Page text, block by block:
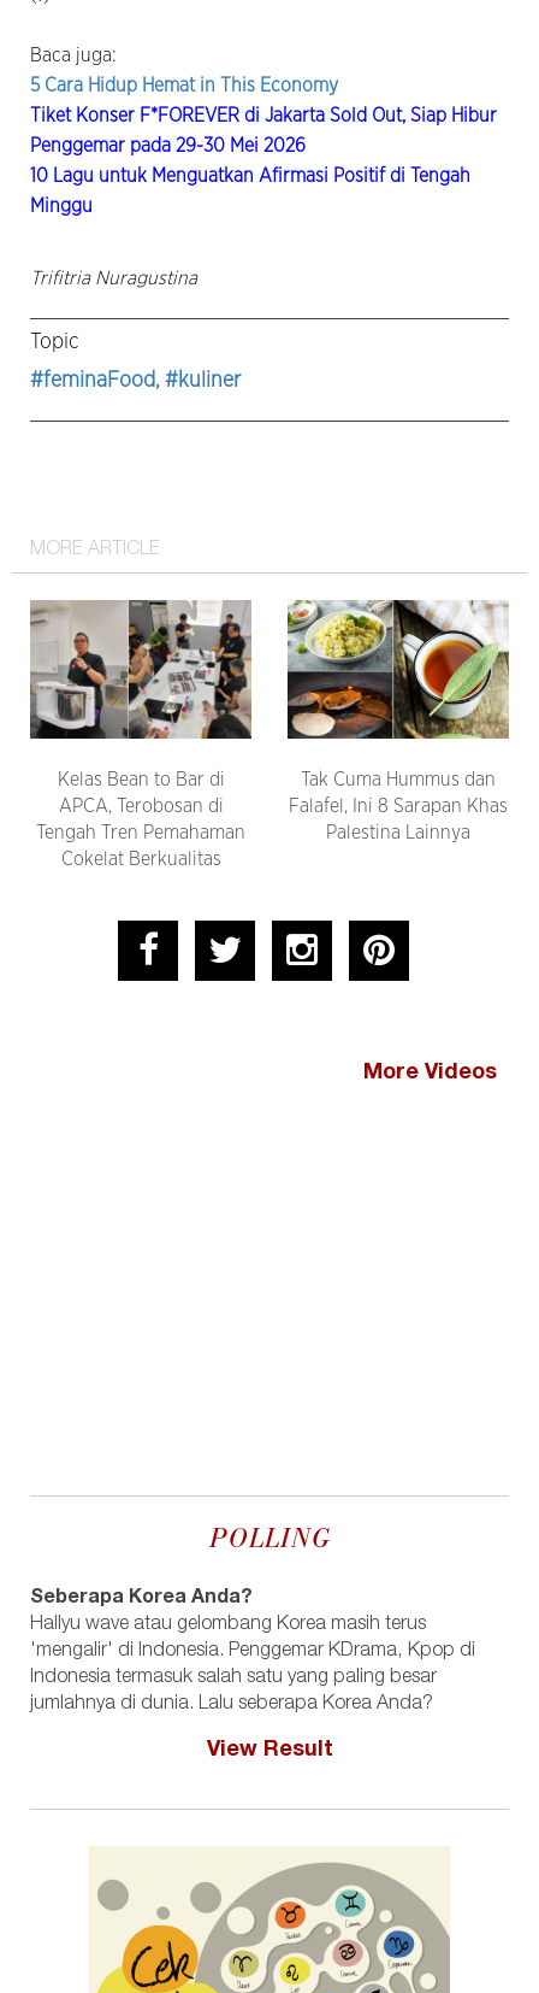
Baca juga:
5 Cara Hidup Hemat in This Economy
Tiket Konser F*FOREVER di Jakarta Sold Out, Siap Hibur
Penggemar pada 29-30 Mei 2026
10 Lagu untuk Menguatkan Afirmasi Positif di Tengah
Minggu
Trifitria Nuragustina
Topic
#feminaFood, #kuliner
MORE ARTICLE
Kelas Bean to Bar di
APCA, Terobosan di
Tengah Tren Pemahaman
Cokelat Berkualitas
Tak Cuma Hummus dan
Falafel, Ini 8 Sarapan Khas
Palestina Lainnya
More Videos
POLLING
Seberapa Korea Anda?
Hallyu wave atau gelombang Korea masih terus
'mengalir' di Indonesia. Penggemar KDrama, Kpop di
Indonesia termasuk salah satu yang paling besar
jumlahnya di dunia. Lalu seberapa Korea Anda?
View Result